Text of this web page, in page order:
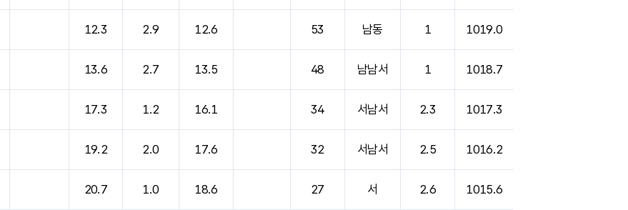
12.3 2.9 12.6 53 남동 1 1019.0
13.6 2.7 13.5 48 남남서 1 1018.7
17.3 1.2 16.1 34 서남서 2.3 1017.3
19.2 2.0 17.6 32 서남서 2.5 1016.2
20.7 1.0 18.6 27 서 2.6 1015.6